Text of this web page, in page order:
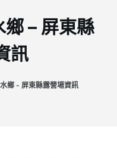
– 屏東縣
訊
鄉 - 屏東縣露營場資訊